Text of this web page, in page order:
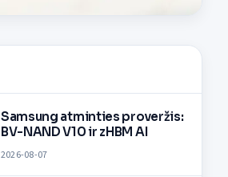
Samsung atminties proveržis:
BV-NAND V10 ir zHBM AI
2026-08-07